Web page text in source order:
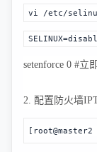
vi /etc/
setenforce 0 #立
2. 配置防火墙